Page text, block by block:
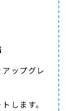
ップグレ
します。